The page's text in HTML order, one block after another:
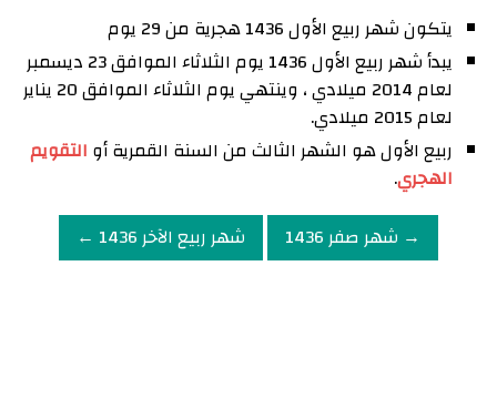
يتكون شهر ربيع الأول 1436 هجرية من 29 يوم
يبدأ شهر ربيع الأول 1436 يوم الثلاثاء الموافق 23 ديسمبر
لعام 2014 ميلادي ، وينتهي يوم الثلاثاء الموافق 20 يناير
لعام 2015 ميلادي.
ربيع الأول هو الشهر الثالث من السنة القمرية أو التقويم
الهجري.
→ شهر صفر 1436
شهر ربيع الآخر 1436 ←